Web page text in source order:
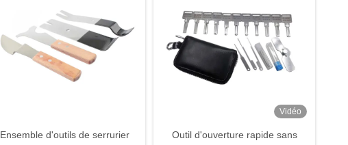
Ensemble d'outils de serrurier
Vidéo
Outil d'ouverture rapide sans